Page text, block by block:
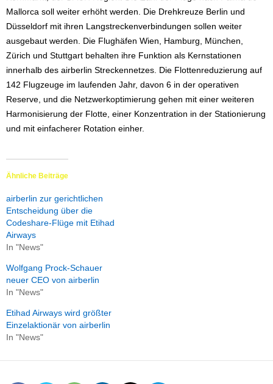
Mallorca soll weiter erhöht werden. Die Drehkreuze Berlin und
Düsseldorf mit ihren Langstreckenverbindungen sollen weiter
ausgebaut werden. Die Flughäfen Wien, Hamburg, München,
Zürich und Stuttgart behalten ihre Funktion als Kernstationen
innerhalb des airberlin Streckennetzes. Die Flottenreduzierung auf
142 Flugzeuge im laufenden Jahr, davon 6 in der operativen
Reserve, und die Netzwerkoptimierung gehen mit einer weiteren
Harmonisierung der Flotte, einer Konzentration in der Stationierung
und mit einfacherer Rotation einher.
Ähnliche Beiträge
airberlin zur gerichtlichen
Entscheidung über die
Codeshare-Flüge mit Etihad
Airways
In "News"
Wolfgang Prock-Schauer
neuer CEO von airberlin
In "News"
Etihad Airways wird größter
Einzelaktionär von airberlin
In "News"